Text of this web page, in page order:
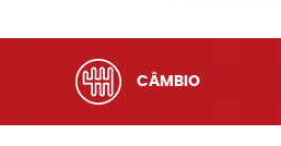
CÂMBIO